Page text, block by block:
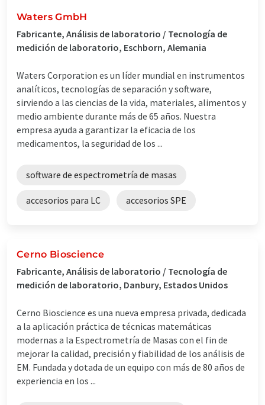
Waters GmbH
Fabricante, Análisis de laboratorio / Tecnología de
medición de laboratorio, Eschborn, Alemania
Waters Corporation es un líder mundial en instrumentos
analíticos, tecnologías de separación y software,
sirviendo a las ciencias de la vida, materiales, alimentos y
medio ambiente durante más de 65 años. Nuestra
empresa ayuda a garantizar la eficacia de los
medicamentos, la seguridad de los ...
software de espectrometría de masas
accesorios para LC accesorios SPE
Cerno Bioscience
Fabricante, Análisis de laboratorio / Tecnología de
medición de laboratorio, Danbury, Estados Unidos
Cerno Bioscience es una nueva empresa privada, dedicada
a la aplicación práctica de técnicas matemáticas
modernas a la Espectrometría de Masas con el fin de
mejorar la calidad, precisión y fiabilidad de los análisis de
EM. Fundada y dotada de un equipo con más de 80 años de
experiencia en los ...